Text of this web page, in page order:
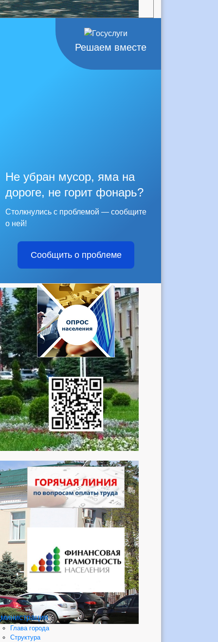
Решаем вместе
Не убран мусор, яма на
дороге, не горит фонарь?
Столкнулись с проблемой — сообщите
о ней!
Сообщить о проблеме
Глава города
Структура